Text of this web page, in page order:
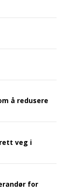
å redusere
veg i
for